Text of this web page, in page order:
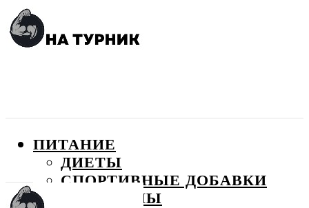
ПИТАНИЕ
ДИЕТЫ
СПОРТИВНЫЕ ДОБАВКИ
ВИТАМИНЫ